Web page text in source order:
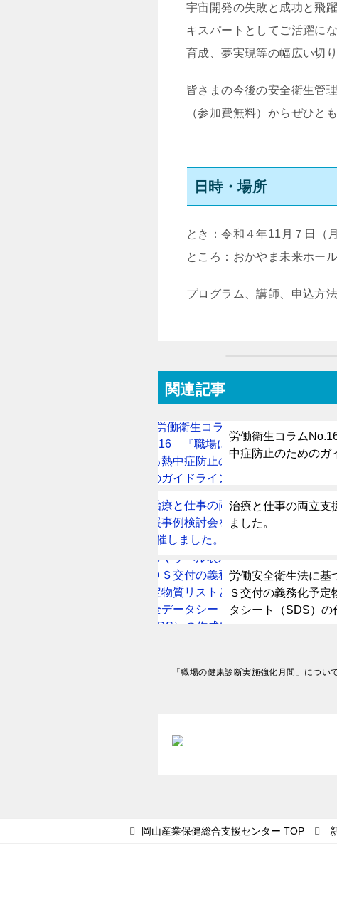
宇宙開発の失敗と成功と飛
キスパートとしてご活躍に
育成、夢実現等の幅広い切
皆さまの今後の安全衛生管
（参加費無料）からぜひと
日時・場所
とき：令和４年11月７日（
ところ：おかやま未来ホー
プログラム、講師、申込方
関連記事
労働衛生コラム
中症防止のためのガ
治療と仕事の両立支
ました。
労働安全衛生法に基
Ｓ交付の義務化予定
タシート（SDS）の
ビ
ョ
「職場の健康診断実施強化月間」につい
岡山産業保健総合支援センター TOP